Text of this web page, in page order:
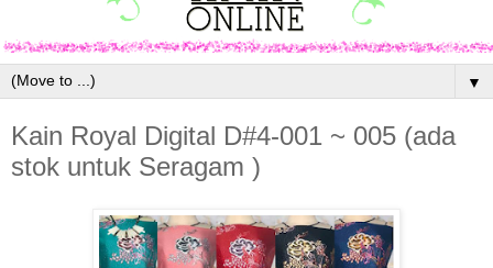
▼
Kain Royal Digital D#4-001 ~ 005 (ada
stok untuk Seragam )